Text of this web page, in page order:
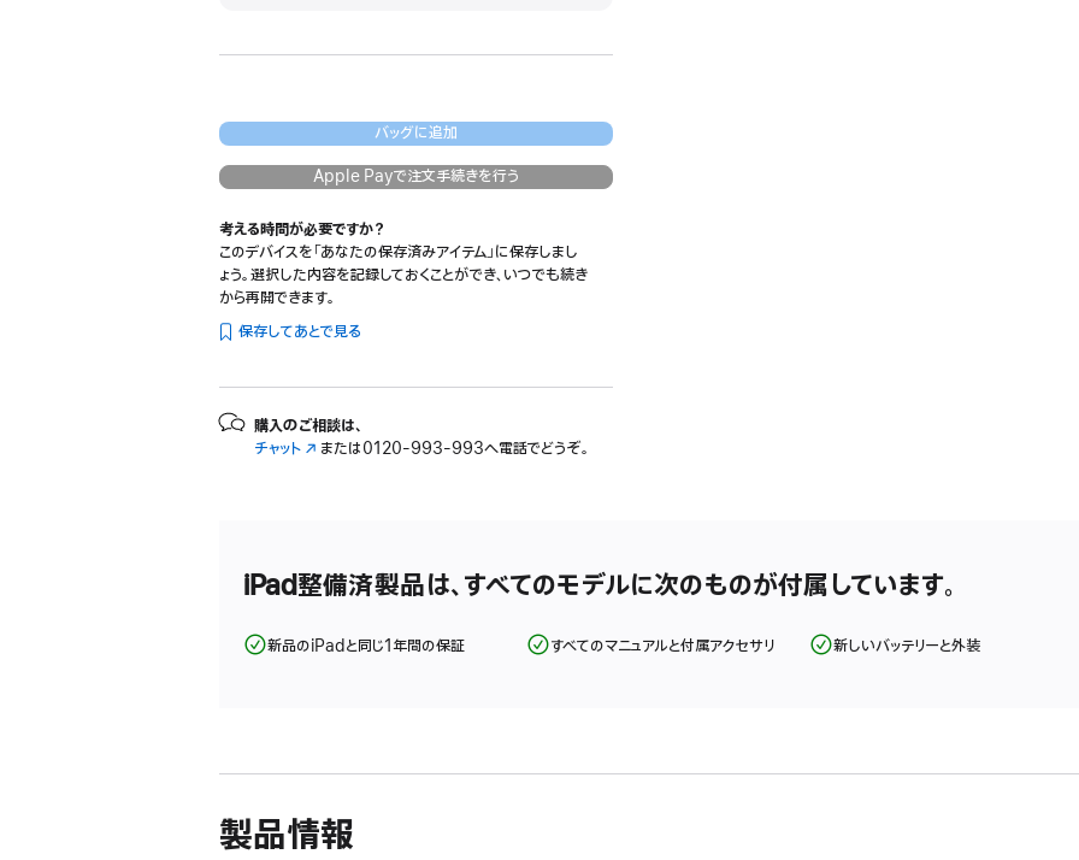
バッグに追加
Apple Payで注文手続きを行う
考える時間が必要ですか？
このデバイスを「あなたの保存済みアイテム」に保存しまし
ょう。選択した内容を記録しておくことができ、いつでも続き
から再開できます。
保存してあとで見る
購入のご相談は、
チャット （新
ウ
き
または0120-993-993へ電話でどうぞ。
iPad整備済製品は、すべてのモデルに次のものが付属しています。
新品のiPadと同じ1年間の保証 すべてのマニュアルと付属アクセサリ 新しいバッテリーと外装
製品情報